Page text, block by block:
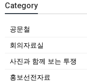
Category
공문철
회의자료실
사진과 함께 보는 투쟁
홍보선전자료